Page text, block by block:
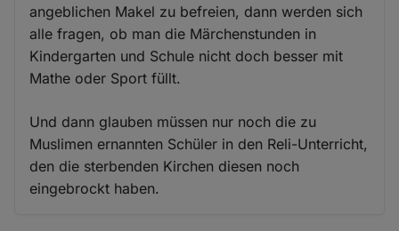
angeblichen Makel zu befreien, dann werden sich
alle fragen, ob man die Märchenstunden in
Kindergarten und Schule nicht doch besser mit
Mathe oder Sport füllt.
Und dann glauben müssen nur noch die zu
Muslimen ernannten Schüler in den Reli-Unterricht,
den die sterbenden Kirchen diesen noch
eingebrockt haben.